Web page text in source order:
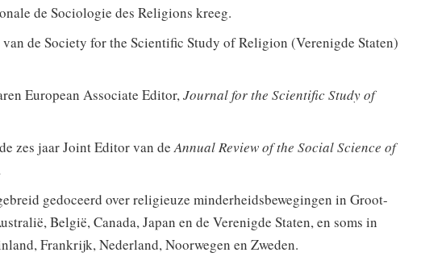
de Sociologie des Religions kreeg.
de Society for the Scientific Study of Religion (Verenigde Staten)
European Associate Editor,Journal for the Scientific Study of
zes jaar Joint Editor van deAnnual Review of the Social Science of
gedoceerd over religieuze minderheidsbewegingen in Groot-
België, Canada, Japan en de Verenigde Staten, en soms in
Frankrijk, Nederland, Noorwegen en Zweden.